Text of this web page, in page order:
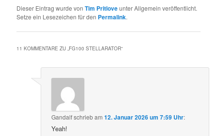
Dieser Eintrag wurde vonTim Pritloveunter Allgemein veröffentlicht.
Setze ein Lesezeichen für den Permalink.
11 KOMMENTARE ZU „FG100 STELLARATOR“
Gandalfschriebam12. Januar 2026 um 7:59 Uhr:
Yeah!